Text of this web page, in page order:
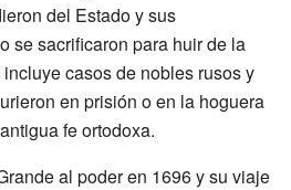
del Estado y sus
se sacrificaron para huir de la
casos de nobles rusos y
en prisión o en la hoguera
fe ortodoxa.
al poder en 1696 y su viaje